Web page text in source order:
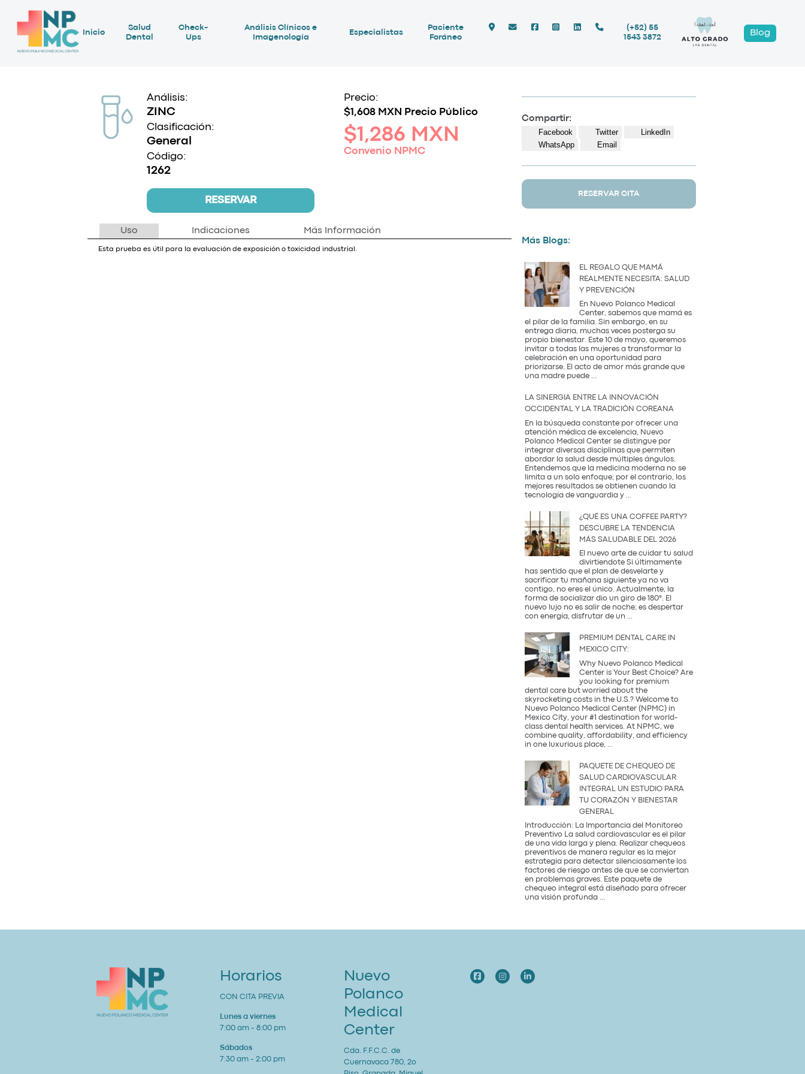
Inicio
Salud
Dental
Check-
Ups
Análisis Clínicos e
Imagenología
Especialistas
Paciente
Foráneo
(+52) 55
1543 3872
Blog
Análisis:
ZINC
Clasificación:
General
Código:
1262
RESERVAR
Precio:
$1,608 MXN Precio Público
$1,286 MXN
Convenio NPMC
Uso Indicaciones Más Información
Esta prueba es útil para la evaluación de exposición o toxicidad industrial.
Compartir:
Facebook Twitter
LinkedIn
WhatsApp
Email
RESERVAR CITA
Más Blogs:
EL REGALO QUE MAMÁ
REALMENTE NECESITA: SALUD
Y PREVENCIÓN
En Nuevo Polanco Medical
Center, sabemos que mamá es
el pilar de la familia. Sin embargo, en su
entrega diaria, muchas veces posterga su
propio bienestar. Este 10 de mayo, queremos
invitar a todas las mujeres a transformar la
celebración en una oportunidad para
priorizarse. El acto de amor más grande que
una madre puede ...
que
Realmente
Necesita:
Salud
y
Prevención
LA SINERGIA ENTRE LA INNOVACIÓN
OCCIDENTAL Y LA TRADICIÓN COREANA
En la búsqueda constante por ofrecer una
atención médica de excelencia, Nuevo
Polanco Medical Center se distingue por
integrar diversas disciplinas que permiten
abordar la salud desde múltiples ángulos.
Entendemos que la medicina moderna no se
limita a un solo enfoque; por el contrario, los
mejores resultados se obtienen cuando la
tecnología de vanguardia y
entre
Innovación
Occidental
la
Tradición
Coreana
¿QUÉ ES UNA COFFEE PARTY?
DESCUBRE LA TENDENCIA
MÁS SALUDABLE DEL 2026
El nuevo arte de cuidar tu salud
divirtiendote Si últimamente
has sentido que el plan de desvelarte y
sacrificar tu mañana siguiente ya no va
contigo, no eres el único. Actualmente, la
forma de socializar dio un giro de 180°. El
nuevo lujo no es salir de noche; es despertar
con energía, disfrutar de un ...
una
Descubre
la
tendencia
más
saludable
del
2026
PREMIUM DENTAL CARE IN
MEXICO CITY:
Why Nuevo Polanco Medical
Center is Your Best Choice? Are
you looking for premium
dental care but worried about the
skyrocketing costs in the U.S.? Welcome to
Nuevo Polanco Medical Center (NPMC) in
Mexico City, your #1 destination for world-
class dental health services. At NPMC, we
combine quality, affordability, and efficiency
in one luxurious place,
Care
Mexico
City:
PAQUETE DE CHEQUEO DE
SALUD CARDIOVASCULAR
INTEGRAL UN ESTUDIO PARA
TU CORAZÓN Y BIENESTAR
GENERAL
Introducción: La Importancia del Monitoreo
Preventivo La salud cardiovascular es el pilar
de una vida larga y plena. Realizar chequeos
preventivos de manera regular es la mejor
estrategia para detectar silenciosamente los
factores de riesgo antes de que se conviertan
en problemas graves. Este paquete de
chequeo integral está diseñado para ofrecer
una visión profunda ...
Horarios
CON CITA PREVIA
Lunes a viernes
7:00 am - 8:00 pm
Sábados
7:30 am - 2:00 pm
Nuevo
Polanco
Medical
Center
Cda. F.F.C.C. de
Cuernavaca 780, 2o